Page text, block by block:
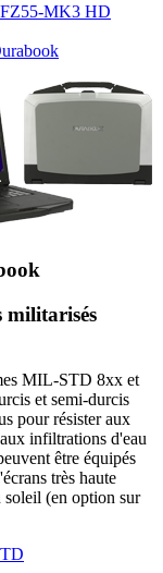
MK3 HD
militarisés
MIL-STD 8xx et
et semi-durcis
pour résister aux
infiltrations d'eau
être équipés
très haute
(en option sur